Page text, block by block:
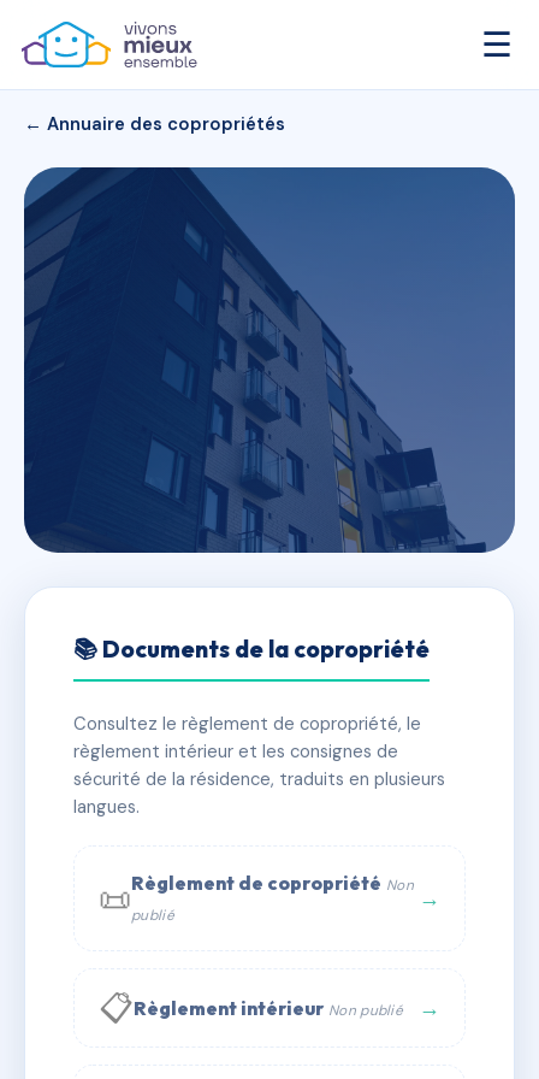
☰
← Annuaire des copropriétés
VILLA CESARE
✓ Immatriculée 🏠 58 lots 🏗 1 bâtiment(s)
📞 Contacter Syndic Digital
📚 Documents de la copropriété
Consultez le règlement de copropriété, le
règlement intérieur et les consignes de
sécurité de la résidence, traduits en plusieurs
langues.
📜Règlement de copropriété Non
publié
→
📋Règlement intérieur Non publié →